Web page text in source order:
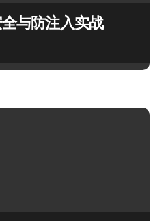
与防注入实战